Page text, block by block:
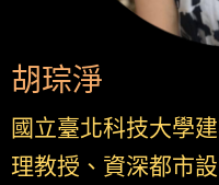
胡琮淨
國立臺北科技大學
理教授、資深都市